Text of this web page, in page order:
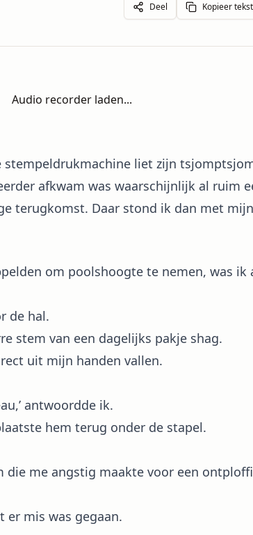
Deel Kopieer tekst
Audio recorder laden...
stempeldrukmachine liet zijn
afkwam was waarschijnlijk al ruim
terugkomst. Daar stond ik dan met
om poolshoogte te nemen, was ik
de hal.
stem van een dagelijks pakje shag.
uit mijn handen vallen.
antwoordde ik.
hem terug onder de stapel.
die me angstig maakte voor een
mis was gegaan.